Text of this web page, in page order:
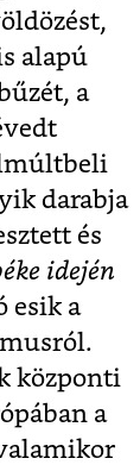
alapú
a
darabja
és
idején
esik a
központi
a